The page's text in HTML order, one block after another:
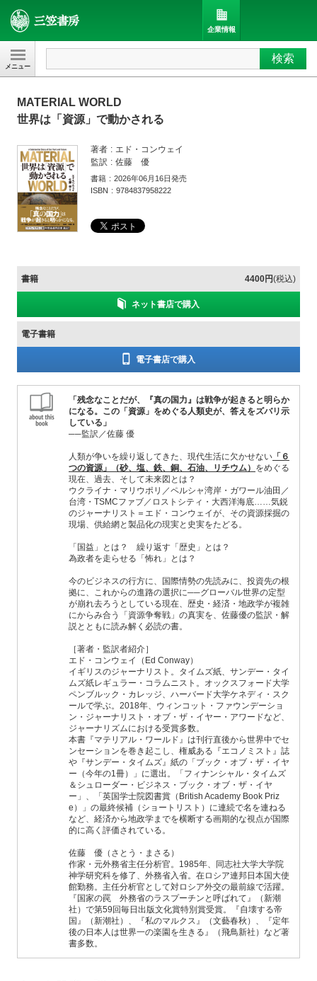
三笠書房 検索
企業情報
MATERIAL WORLD
世界は「資源」で動かされる
著者
エド・コンウェイ
監訳
佐藤 優
書籍
2026年06月16日発売
ISBN
9784837958222
書籍 4400円(税込)
ネット書店で購入
電子書籍
電子書店で購入
「残念なことだが、『真の国力』は戦争が起きると明らか
になる。この「資源」をめぐる人類史が、答えをズバリ示
している」
──監訳／佐藤 優
人類が争いを繰り返してきた、現代生活に欠かせない 「６
つの資源」（砂、塩、鉄、銅、石油、リチウム） をめぐる
現在、過去、そして未来図とは？
ウクライナ・マリウポリ／ペルシャ湾岸・ガワール油田／
台湾・TSMCファブ／ロストシティ・大西洋海底……気鋭
のジャーナリスト＝エド・コンウェイが、その資源採掘の
現場、供給網と製品化の現実と史実をたどる。
「国益」とは？ 繰り返す「歴史」とは？
為政者を走らせる「怖れ」とは？
今のビジネスの行方に、国際情勢の先読みに、投資先の根
拠に、これからの進路の選択に──グローバル世界の定型
が崩れ去ろうとしている現在、歴史・経済・地政学が複雑
にからみ合う「資源争奪戦」の真実を、佐藤優の監訳・解
説とともに読み解く必読の書。
［著者・監訳者紹介］
エド・コンウェイ（Ed Conway）
イギリスのジャーナリスト。タイムズ紙、サンデー・タイ
ムズ紙レギュラー・コラムニスト。オックスフォード大学
ペンブルック・カレッジ、ハーバード大学ケネディ・スク
ールで学ぶ。2018年、ウィンコット・ファウンデーショ
ン・ジャーナリスト・オブ・ザ・イヤー・アワードなど、
ジャーナリズムにおける受賞多数。
本書『マテリアル・ワールド』は刊行直後から世界中でセ
ンセーションを巻き起こし、権威ある『エコノミスト』誌
や『サンデー・タイムズ』紙の「ブック・オブ・ザ・イヤ
ー（今年の1冊）」に選出。「フィナンシャル・タイムズ
＆シュローダー・ビジネス・ブック・オブ・ザ・イヤ
ー」、「英国学士院図書賞（British Academy Book Priz
e）」の最終候補（ショートリスト）に連続で名を連ねる
など、経済から地政学までを横断する画期的な視点が国際
的に高く評価されている。
佐藤 優（さとう・まさる）
作家・元外務省主任分析官。1985年、同志社大学大学院
神学研究科を修了、外務省入省。在ロシア連邦日本国大使
館勤務。主任分析官として対ロシア外交の最前線で活躍。
『国家の罠 外務省のラスプーチンと呼ばれて』（新潮
社）で第59回毎日出版文化賞特別賞受賞。『自壊する帝
国』（新潮社）、『私のマルクス』（文藝春秋）、『定年
後の日本人は世界一の楽園を生きる』（飛鳥新社）など著
書多数。